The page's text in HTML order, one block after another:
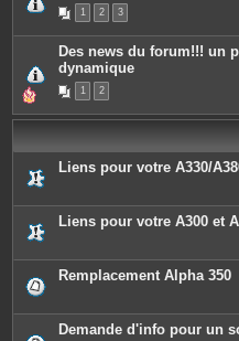
1 2 3
Des news du forum!!! un
dynamique
1 2
Liens pour votre A330/
Liens pour votre A300 et
Remplacement Alpha 350
Demande d'info pour un